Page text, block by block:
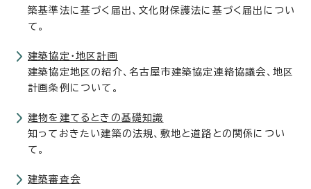
築基準法に基づく届出、文化財保護法に基づく届出につい
て。
建築協定・地区計画
建築協定地区の紹介、名古屋市建築協定連絡協議会、地区
計画条例について。
建物を建てるときの基礎知識
知っておきたい建築の法規、敷地と道路との関係につい
て。
建築審査会